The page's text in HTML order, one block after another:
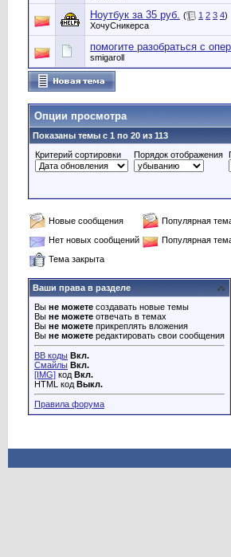
Ноутбук за 35 руб. ( 1 2 3 4)
ХочуСникерса
помогите разобраться с
smigaroll
Опции просмотра
Показаны темы с 1 по 20 из 113
Критерий сортировки
Порядок отображения
Новые сообщения
Популярная
Нет новых сообщений
Популярная
Тема закрыта
Ваши права в разделе
Вы не можете создавать новые темы
Вы не можете отвечать в темах
Вы не можете прикреплять вложения
Вы не можете редактировать свои сообщения
BB коды Вкл.
Смайлы Вкл.
[IMG] код Вкл.
HTML код Выкл.
Правила форума